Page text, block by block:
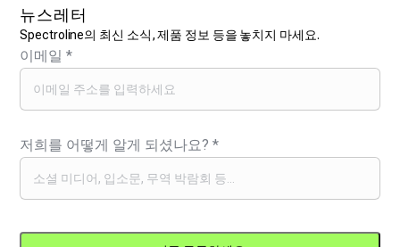
뉴스레터
Spectroline의 최신 소식, 제품 정보 등을 놓치지 마세요.
이메일*
저희를 어떻게 알게 되셨나요?*